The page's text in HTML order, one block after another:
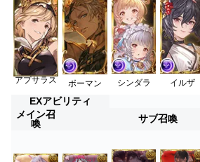
アプサラス ボーマン シンダラ イルザ
EXアビリティ
メイン召
喚
サブ召喚